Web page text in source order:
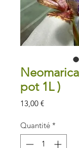
pot 1L )
13,00 €Prix
Quantité *